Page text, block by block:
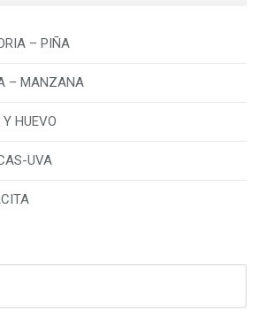
– PIÑA
– MANZANA
HUEVO
UVA